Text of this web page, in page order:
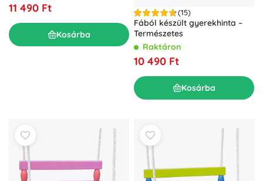
11 490 Ft
Kosárba
(15)
Fából készült gyerekhinta –
Természetes
Raktáron
10 490 Ft
Kosárba